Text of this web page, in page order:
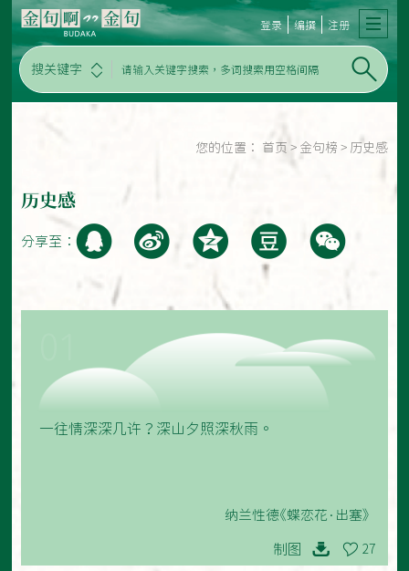
搜关键字
登录 编撰 注册
您的位置： 首页 > 金句榜 > 历史感
历史感
分享至：
一往情深深几许？深山夕照深秋雨。
纳兰性德《蝶恋花·出塞》
制图 27